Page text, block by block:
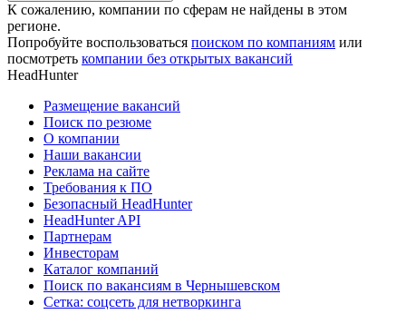
К сожалению, компании по сферам не найдены в этом
регионе.
Попробуйте воспользоваться поиском по компаниям или
посмотреть компании без открытых вакансий
HeadHunter
Размещение вакансий
Поиск по резюме
О компании
Наши вакансии
Реклама на сайте
Требования к ПО
Безопасный HeadHunter
HeadHunter API
Партнерам
Инвесторам
Каталог компаний
Поиск по вакансиям в Чернышевском
Сетка: соцсеть для нетворкинга